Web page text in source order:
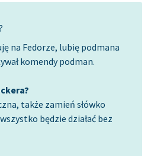
na Fedorze, lubię podmana
komendy podman.
także zamień słówko
będzie działać bez